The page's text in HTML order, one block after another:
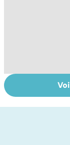
La
pulmonaire